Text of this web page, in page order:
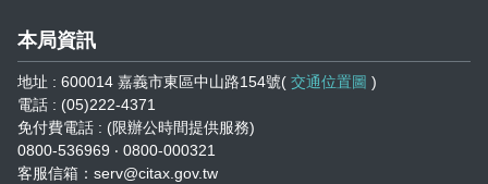
本局資訊
地址 : 600014 嘉義市東區中山路154號( 交通位置圖 )
電話 : (05)222-4371
免付費電話 : (限辦公時間提供服務)
0800-536969 ‧ 0800-000321
客服信箱：serv@citax.gov.tw